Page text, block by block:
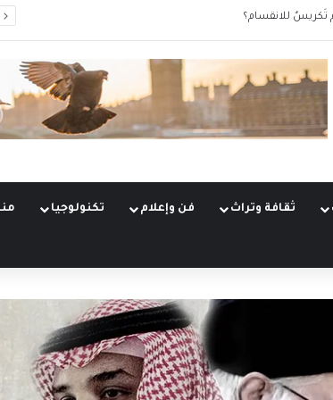
تَكريسٌ للانقسام؟
ثقافة وتراث فن وإعلام تكنولوجيا